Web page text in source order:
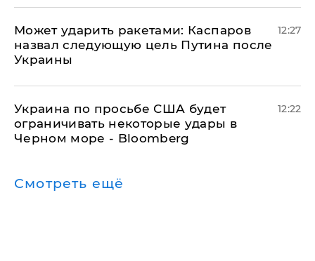
Может ударить ракетами: Каспаров
назвал следующую цель Путина после
Украины
12:27
Украина по просьбе США будет
ограничивать некоторые удары в
Черном море - Bloomberg
12:22
Смотреть ещё